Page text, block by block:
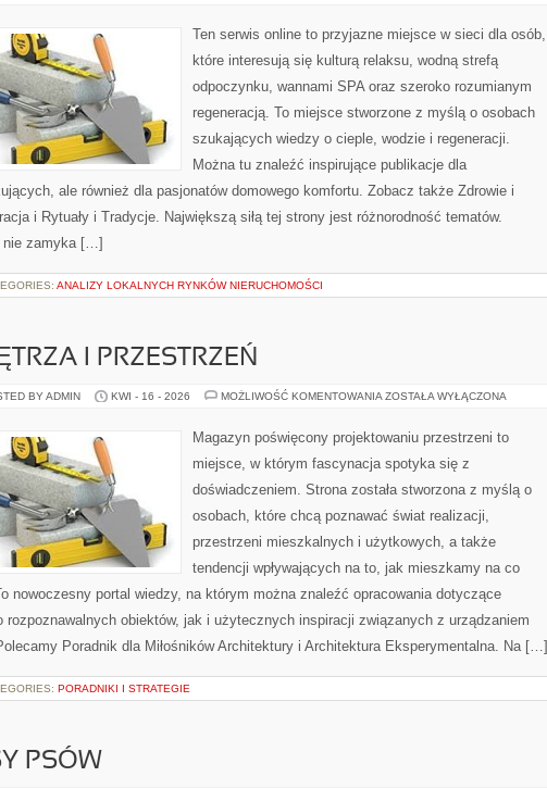
Ten serwis online to przyjazne miejsce w sieci dla osób,
które interesują się kulturą relaksu, wodną strefą
odpoczynku, wannami SPA oraz szeroko rozumianym
regeneracją. To miejsce stworzone z myślą o osobach
szukających wiedzy o cieple, wodzie i regeneracji.
Można tu znaleźć inspirujące publikacje dla
ale również dla pasjonatów domowego komfortu. Zobacz także Zdrowie i
i Rytuały i Tradycje. Największą siłą tej strony jest różnorodność tematów.
nie zamyka […]
ANALIZY LOKALNYCH RYNKÓW NIERUCHOMOŚCI
I PRZESTRZEŃ
BY ADMIN KWI - 16 - 2026 MOŻLIWOŚĆ KOMENTOWANIA WNĘTRZA
ZOSTAŁA WYŁĄCZONA
Magazyn poświęcony projektowaniu przestrzeni to
miejsce, w którym fascynacja spotyka się z
doświadczeniem. Strona została stworzona z myślą o
osobach, które chcą poznawać świat realizacji,
przestrzeni mieszkalnych i użytkowych, a także
tendencji wpływających na to, jak mieszkamy na co
nowoczesny portal wiedzy, na którym można znaleźć opracowania dotyczące
rozpoznawalnych obiektów, jak i użytecznych inspiracji związanych z urządzaniem
Poradnik dla Miłośników Architektury i Architektura Eksperymentalna. Na […]
PORADNIKI I STRATEGIE
PSÓW